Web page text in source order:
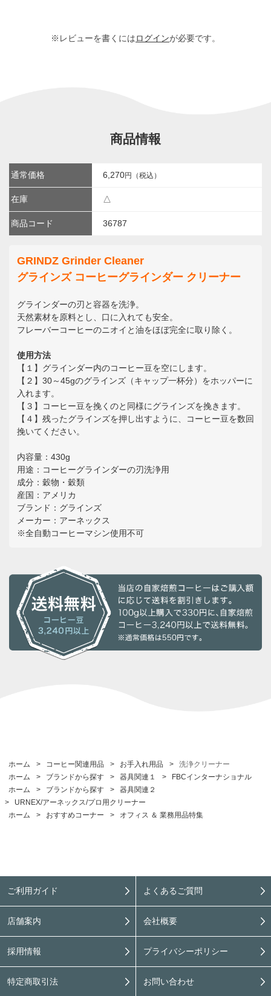
※レビューを書くにはログインが必要です。
商品情報
通常価格 6,270円（税込）
在庫 △
商品コード 36787
GRINDZ Grinder Cleaner
グラインズ コーヒーグラインダー クリーナー
グラインダーの刃と容器を洗浄。
天然素材を原料とし、口に入れても安全。
フレーバーコーヒーのニオイと油をほぼ完全に取り除く。
使用方法
【１】グラインダー内のコーヒー豆を空にします。
【２】30～45gのグラインズ（キャップ一杯分）をホッパーに
入れます。
【３】コーヒー豆を挽くのと同様にグラインズを挽きます。
【４】残ったグラインズを押し出すように、コーヒー豆を数回
挽いてください。
内容量：430g
用途：コーヒーグラインダーの刃洗浄用
成分：穀物・穀類
産国：アメリカ
ブランド：グラインズ
メーカー：アーネックス
※全自動コーヒーマシン使用不可
ホーム > コーヒー関連用品 > お手入れ用品 >
洗浄クリーナー
ホーム
> ブランドから探す > 器具関連１ >
FBCインターナショナル
ホーム
> ブランドから探す >
器具関連２
>
URNEX/アーネックス/プロ用クリーナー
ホーム
> おすすめコーナー > オフィス ＆ 業務用品特集
ご利用ガイド よくあるご質問
店舗案内 会社概要
採用情報 プライバシーポリシー
特定商取引法 お問い合わせ